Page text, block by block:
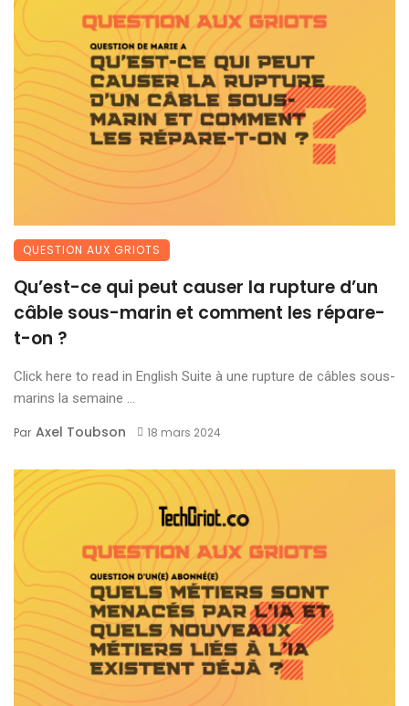
QUESTION AUX GRIOTS
Qu’est-ce qui peut causer la rupture d’un
câble sous-marin et comment les répare-
t-on ?
Click here to read in English Suite à une rupture de câbles sous-
marins la semaine ...
Par Axel Toubson 18 mars 2024